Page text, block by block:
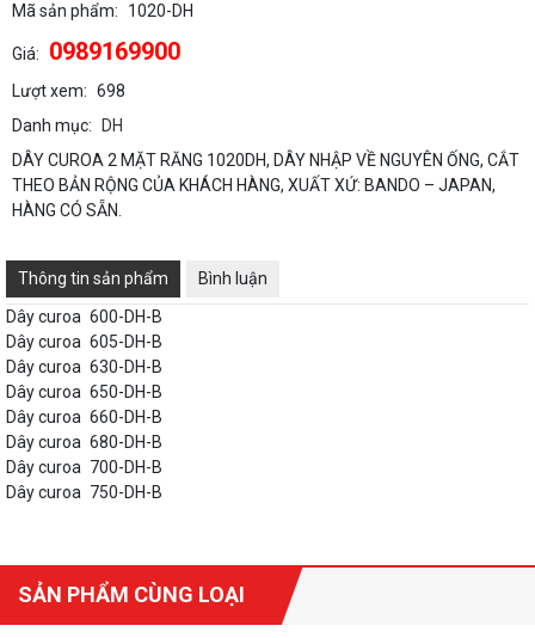
Mã sản phẩm: 1020-DH
Giá: 0989169900
Lượt xem: 698
Danh mục:
DH
DÂY CUROA 2 MẶT RĂNG 1020DH, DÂY NHẬP VỀ NGUYÊN ỐNG, CẮT
THEO BẢN RỘNG CỦA KHÁCH HÀNG, XUẤT XỨ: BANDO – JAPAN,
HÀNG CÓ SẴN.
Thông tin sản phẩm
Bình luận
Dây curoa 600-DH-B
Dây curoa 605-DH-B
Dây curoa 630-DH-B
Dây curoa 650-DH-B
Dây curoa 660-DH-B
Dây curoa 680-DH-B
Dây curoa 700-DH-B
Dây curoa 750-DH-B
SẢN PHẨM CÙNG LOẠI